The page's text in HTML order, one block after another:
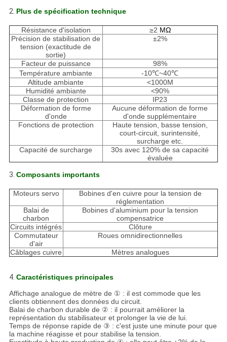
2. Plus de spécification technique
Résistance d'isolation ≥2 MΩ
Précision de stabilisation de
tension (exactitude de
sortie)
±2%
Facteur de puissance
98%
Température ambiante
-10℃~40℃
Altitude ambiante
<1000M
Humidité ambiante
<90%
Classe de protection
IP23
Déformation de forme
d'onde
Aucune déformation de forme
d'onde supplémentaire
Fonctions de protection
Haute tension, basse tension,
court-circuit, surintensité,
surcharge etc.
Capacité de surcharge
30s avec 120% de sa capacité
évaluée
3. Composants importants
Moteurs servo
Bobines d'en cuivre pour la tension de
réglementation
Balai de
charbon
Bobines d'aluminium pour la tension
compensatrice
Circuits intégrés
Clôture
Commutateur
d'air
Roues omnidirectionnelles
Câblages cuivre Mètres analogues
4. Caractéristiques principales
Affichage analogue de mètre de ① : il est commode que les
clients obtiennent des données du circuit.
Balai de charbon durable de ② : il pourrait améliorer la
représentation du stabilisateur et prolonger la vie de lui.
Temps de réponse rapide de ③ : c'est juste une minute pour que
la machine réagisse et pour stabilise la tension.